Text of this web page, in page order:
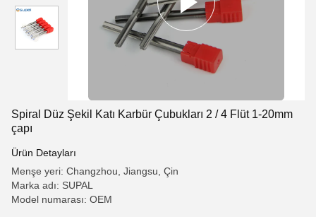
Spiral Düz Şekil Katı Karbür Çubukları 2 / 4 Flüt 1-20mm
çapı
Ürün Detayları
Menşe yeri: Changzhou, Jiangsu, Çin
Marka adı: SUPAL
Model numarası: OEM